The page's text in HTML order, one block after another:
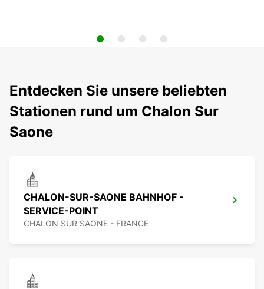
Entdecken Sie unsere beliebten
Stationen rund um Chalon Sur
Saone
CHALON-SUR-SAONE BAHNHOF -
SERVICE-POINT
CHALON SUR SAONE - FRANCE